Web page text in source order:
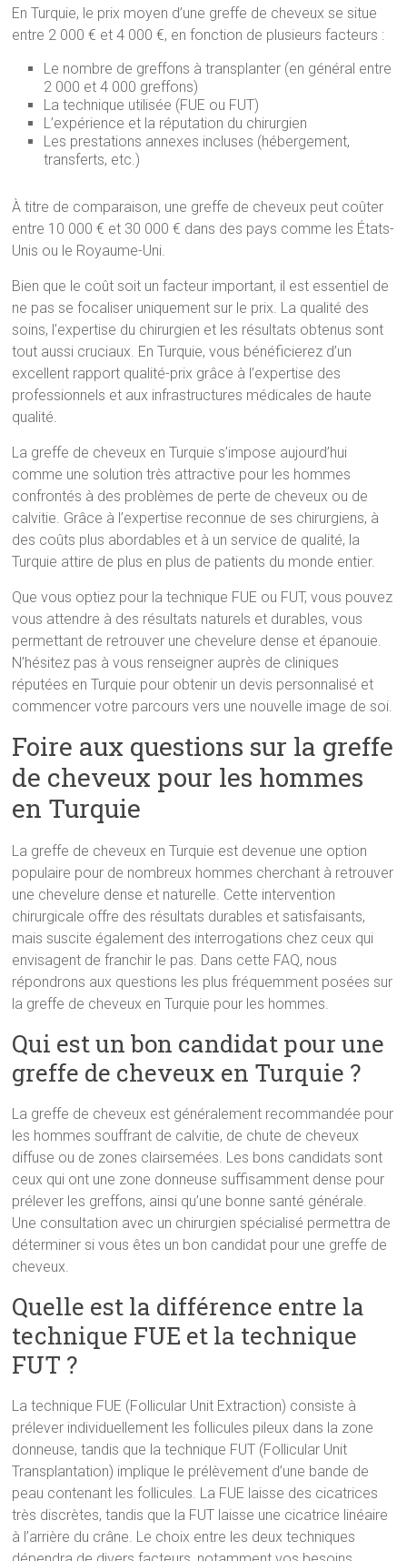
En Turquie, le prix moyen d’une greffe de cheveux se situe
entre 2 000 € et 4 000 €, en fonction de plusieurs facteurs :
Le nombre de greffons à transplanter (en général entre
2 000 et 4 000 greffons)
La technique utilisée (FUE ou FUT)
L’expérience et la réputation du chirurgien
Les prestations annexes incluses (hébergement,
transferts, etc.)
À titre de comparaison, une greffe de cheveux peut coûter
entre 10 000 € et 30 000 € dans des pays comme les États-
Unis ou le Royaume-Uni.
Bien que le coût soit un facteur important, il est essentiel de
ne pas se focaliser uniquement sur le prix. La qualité des
soins, l’expertise du chirurgien et les résultats obtenus sont
tout aussi cruciaux. En Turquie, vous bénéficierez d’un
excellent rapport qualité-prix grâce à l’expertise des
professionnels et aux infrastructures médicales de haute
qualité.
La greffe de cheveux en Turquie s’impose aujourd’hui
comme une solution très attractive pour les hommes
confrontés à des problèmes de perte de cheveux ou de
calvitie. Grâce à l’expertise reconnue de ses chirurgiens, à
des coûts plus abordables et à un service de qualité, la
Turquie attire de plus en plus de patients du monde entier.
Que vous optiez pour la technique FUE ou FUT, vous pouvez
vous attendre à des résultats naturels et durables, vous
permettant de retrouver une chevelure dense et épanouie.
N’hésitez pas à vous renseigner auprès de cliniques
réputées en Turquie pour obtenir un devis personnalisé et
commencer votre parcours vers une nouvelle image de soi.
Foire aux questions sur la greffe
de cheveux pour les hommes
en Turquie
La greffe de cheveux en Turquie est devenue une option
populaire pour de nombreux hommes cherchant à retrouver
une chevelure dense et naturelle. Cette intervention
chirurgicale offre des résultats durables et satisfaisants,
mais suscite également des interrogations chez ceux qui
envisagent de franchir le pas. Dans cette FAQ, nous
répondrons aux questions les plus fréquemment posées sur
la greffe de cheveux en Turquie pour les hommes.
Qui est un bon candidat pour une
greffe de cheveux en Turquie ?
La greffe de cheveux est généralement recommandée pour
les hommes souffrant de calvitie, de chute de cheveux
diffuse ou de zones clairsemées. Les bons candidats sont
ceux qui ont une zone donneuse suffisamment dense pour
prélever les greffons, ainsi qu’une bonne santé générale.
Une consultation avec un chirurgien spécialisé permettra de
déterminer si vous êtes un bon candidat pour une greffe de
cheveux.
Quelle est la différence entre la
technique FUE et la technique
FUT ?
La technique FUE (Follicular Unit Extraction) consiste à
prélever individuellement les follicules pileux dans la zone
donneuse, tandis que la technique FUT (Follicular Unit
Transplantation) implique le prélèvement d’une bande de
peau contenant les follicules. La FUE laisse des cicatrices
très discrètes, tandis que la FUT laisse une cicatrice linéaire
à l’arrière du crâne. Le choix entre les deux techniques